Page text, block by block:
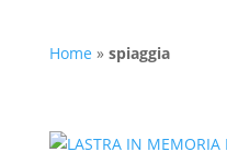
Home » spiaggia